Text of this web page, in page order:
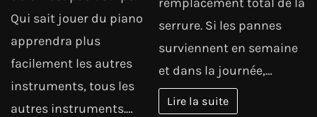
Qui sait jouer du piano
apprendra plus
facilement les autres
instruments, tous les
autres instruments.…
serrure. Si les pannes
surviennent en semaine
et dans la journée,…
Lire la suite